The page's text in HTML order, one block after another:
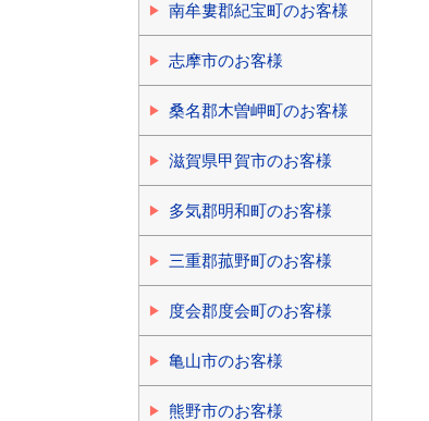
南牟婁郡紀宝町のお客様
志摩市のお客様
桑名郡木曽岬町のお客様
滋賀県甲賀市のお客様
多気郡明和町のお客様
三重郡菰野町のお客様
度会郡度会町のお客様
亀山市のお客様
熊野市のお客様